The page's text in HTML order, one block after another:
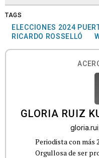
TAGS
ELECCIONES 2024
RICARDO ROSSELLÓ
GLORIA RUIZ
Periodista con más
Orgullosa de ser